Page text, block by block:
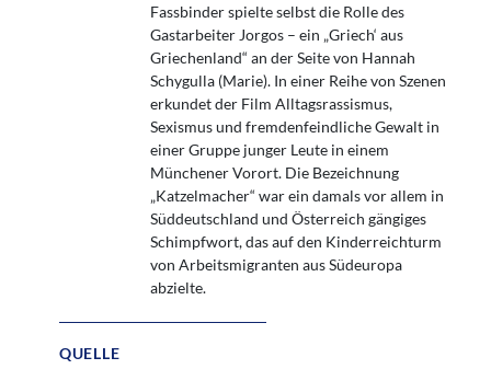
Fassbinder spielte selbst die Rolle des
Gastarbeiter Jorgos – ein „Griech‘ aus
Griechenland“ an der Seite von Hannah
Schygulla (Marie). In einer Reihe von Szenen
erkundet der Film Alltagsrassismus,
Sexismus und fremdenfeindliche Gewalt in
einer Gruppe junger Leute in einem
Münchener Vorort. Die Bezeichnung
„Katzelmacher“ war ein damals vor allem in
Süddeutschland und Österreich gängiges
Schimpfwort, das auf den Kinderreichturm
von Arbeitsmigranten aus Südeuropa
abzielte.
QUELLE